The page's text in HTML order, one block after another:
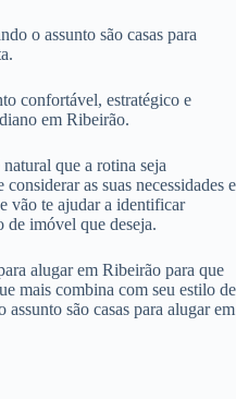
o assunto são casas para
confortável, estratégico e
em Ribeirão.
que a rotina seja
as suas necessidades e
vão te ajudar a identificar
de imóvel que deseja.
alugar em Ribeirão para que
mais combina com seu estilo de
são casas para alugar em